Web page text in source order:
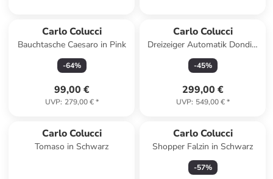
Carlo Colucci
Bauchtasche Caesaro in Pink
-64%
99,00 €
UVP: 279,00 €*
Carlo Colucci
Dreizeiger Automatik Dondini
in Orange
-45%
299,00 €
UVP: 549,00 €*
Carlo Colucci
Tomaso in Schwarz
Carlo Colucci
Shopper Falzin in Schwarz
-57%